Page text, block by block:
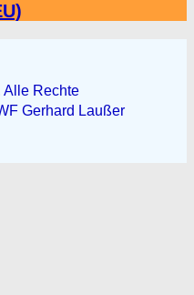
Alle Rechte
Gerhard Laußer